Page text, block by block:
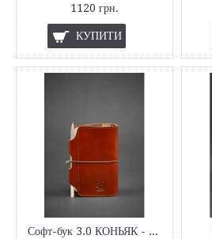
1120 грн.
КУПИТИ
Софт-бук 3.0 КОНЬЯК - КОРИЧНЕВИЙ